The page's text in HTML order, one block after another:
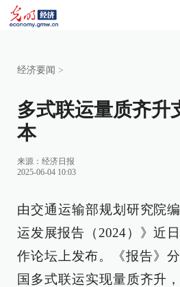
经济要闻 >
多式联运量质齐升
本
来源： 经济日报
2025-06-04 10:03
由交通运输部规划研究院
运发展报告（2024）》近
作论坛上发布。《报告》
国多式联运实现量质齐升